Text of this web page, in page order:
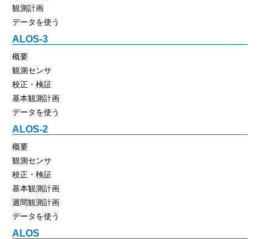
観測計画
データを使う
ALOS-3
概要
観測センサ
校正・検証
基本観測計画
データを使う
ALOS-2
概要
観測センサ
校正・検証
基本観測計画
週間観測計画
データを使う
ALOS